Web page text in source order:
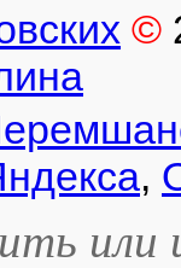
©
,
или